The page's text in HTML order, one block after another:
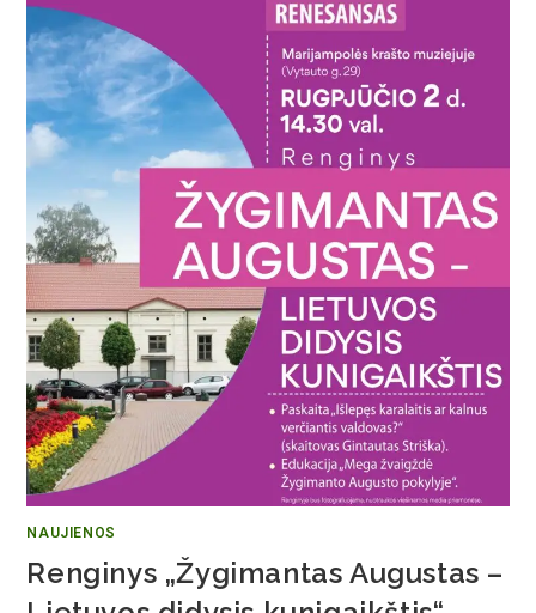
NAUJIENOS
Renginys „Žygimantas Augustas –